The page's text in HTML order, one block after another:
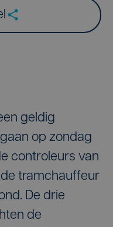
geldig
op zondag
controleurs van
de tramchauffeur
De drie
de